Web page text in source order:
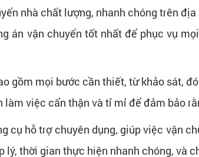
nhà chất lượng, nhanh chóng trên
án vận chuyển tốt nhất để phục vụ
gồm mọi bước cần thiết, từ khảo sát,
việc cẩn thận và tỉ mỉ để đảm bảo
cụ hỗ trợ chuyên dụng, giúp việc vận
thời gian thực hiện nhanh chóng, và